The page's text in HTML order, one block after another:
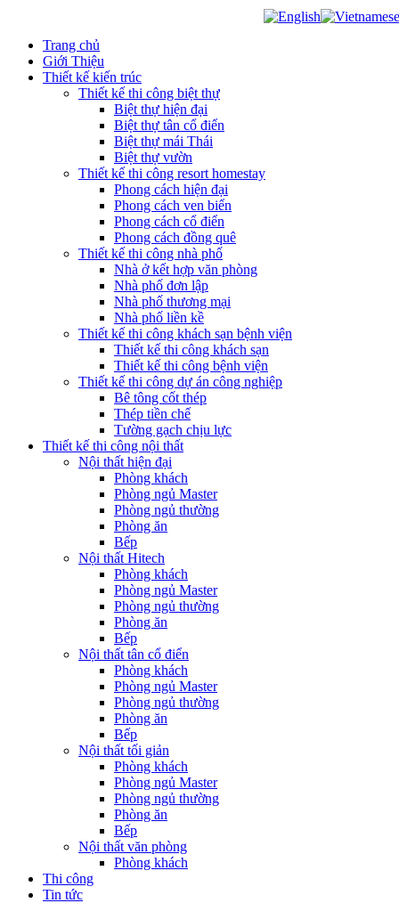
Trang chủ
Giới Thiệu
Thiết kế kiến trúc
Thiết kế thi công biệt thự
Biệt thự hiện đại
Biệt thự tân cổ điển
Biệt thự mái Thái
Biệt thự vườn
Thiết kế thi công resort homestay
Phong cách hiện đại
Phong cách ven biển
Phong cách cổ điển
Phong cách đồng quê
Thiết kế thi công nhà phố
Nhà ở kết hợp văn phòng
Nhà phố đơn lập
Nhà phố thương mại
Nhà phố liền kề
Thiết kế thi công khách sạn bệnh viện
Thiết kế thi công khách sạn
Thiết kế thi công bệnh viện
Thiết kế thi công dự án công nghiệp
Bê tông cốt thép
Thép tiền chế
Tường gạch chịu lực
Thiết kế thi công nội thất
Nội thất hiện đại
Phòng khách
Phòng ngủ Master
Phòng ngủ thường
Phòng ăn
Bếp
Nội thất Hitech
Phòng khách
Phòng ngủ Master
Phòng ngủ thường
Phòng ăn
Bếp
Nội thất tân cổ điển
Phòng khách
Phòng ngủ Master
Phòng ngủ thường
Phòng ăn
Bếp
Nội thất tối giản
Phòng khách
Phòng ngủ Master
Phòng ngủ thường
Phòng ăn
Bếp
Nội thất văn phòng
Phòng khách
Thi công
Tin tức